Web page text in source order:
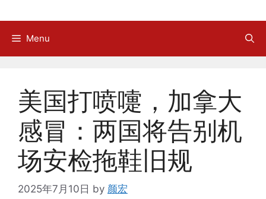
Menu
美国打喷嚏，加拿大
感冒：两国将告别机
场安检拖鞋旧规
2025年7月10日 by 颜宏